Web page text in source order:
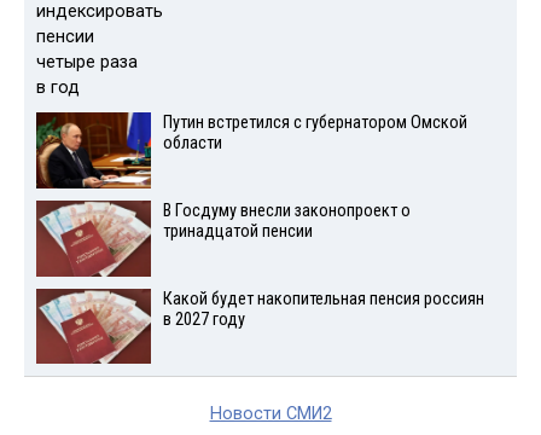
Путин встретился с губернатором Омской
области
В Госдуму внесли законопроект о
тринадцатой пенсии
Какой будет накопительная пенсия россиян
в 2027 году
Новости СМИ2